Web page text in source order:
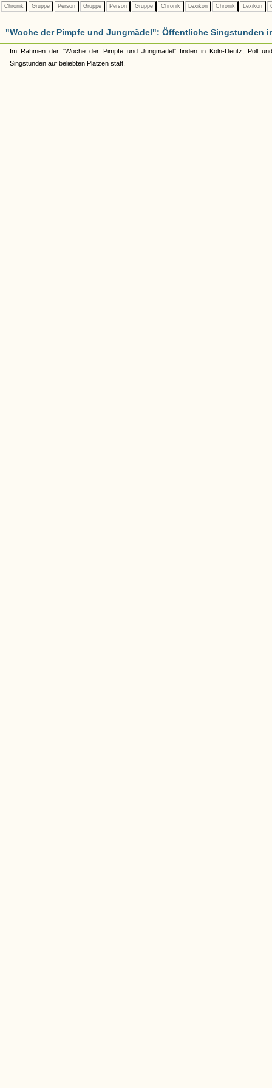
Chronik Gruppe Person Gruppe Person Gruppe Chronik Lexikon Chronik Lexikon
"Woche der Pimpfe und Jungmädel": Öffentliche Singstunden
Im Rahmen der "Woche der Pimpfe und Jungmädel" finden in Köln-Deutz, Poll
Singstunden auf beliebten Plätzen statt.